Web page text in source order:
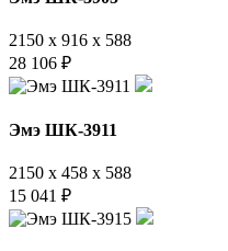
2150 x 916 x 588
28 106 ₽
Эмэ ШК-3911
2150 x 458 x 588
15 041 ₽